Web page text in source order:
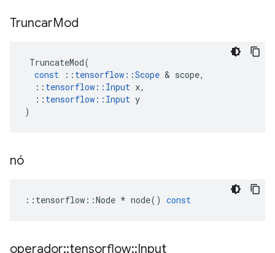
TruncarMod
TruncateMod(
const
:: tensorflow ::Scope & scope,
:: tensorflow :: Input x,
:: tensorflow :: Input y
)
nó
:: tensorflow ::Node * node() const
operador::tensorflow::Input